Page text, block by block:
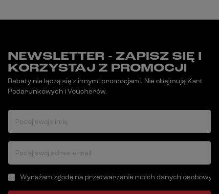
NEWSLETTER - ZAPISZ SIĘ I
KORZYSTAJ Z PROMOCJI
Rabaty nie łączą się z innymi promocjami. Nie obejmują Kart
Podarunkowych i Voucherów.
Podaj swoje imię
Podaj swój adres e-mail
Wyrażam zgodę na przetwarzanie moich danych